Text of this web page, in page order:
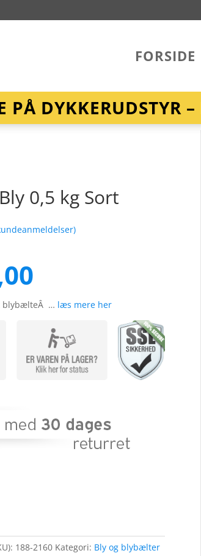
FORSIDE
PÅ DYKKERUDSTYR
0,5 kg Sort
blybælteÂ … læs mere her
188-2160 Kategori: Bly og blybælter